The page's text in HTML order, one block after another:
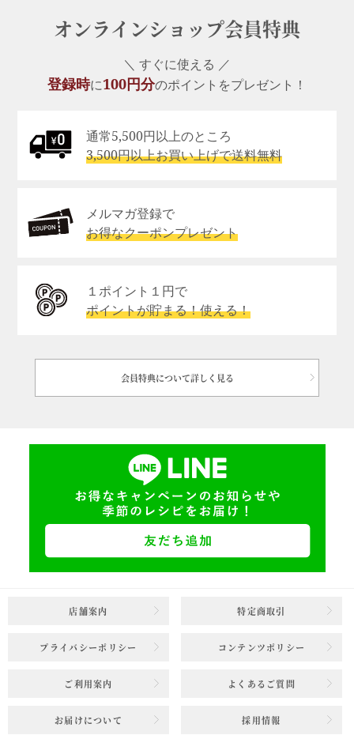
オンラインショップ会員特典
＼ すぐに使える ／
登録時に100円分のポイントをプレゼント！
通常5,500円以上のところ
3,500円以上お買い上げで送料無料
メルマガ登録で
お得なクーポンプレゼント
１ポイント１円で
ポイントが貯まる！使える！
会員特典について詳しく見る
店舗案内 特定商取引
プライバシーポリシー コンテンツポリシー
ご利用案内 よくあるご質問
お届けについて 採用情報